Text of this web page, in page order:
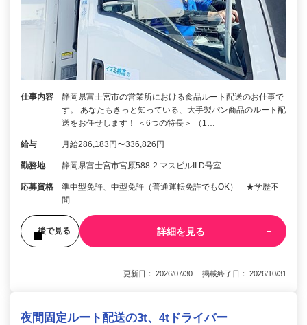
仕事内容
静岡県富士宮市の営業所における食品ルート配送のお仕事で
す。 あなたもきっと知っている、大手製パン商品のルート配
送をお任せします！ ＜6つの特長＞ （1…
給与 月給286,183円〜336,826円
勤務地 静岡県富士宮市宮原588-2 マスビルII D号室
応募資格
準中型免許、中型免許（普通運転免許でもOK） ★学歴不
問
後で見る 詳細を見る
更新日： 2026/07/30 掲載終了日： 2026/10/31
夜間固定ルート配送の3t、4tドライバー